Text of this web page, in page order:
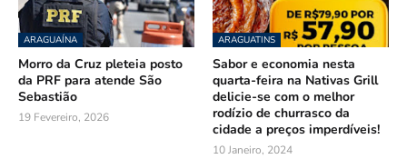
ARAGUAÍNA
Morro da Cruz pleteia posto
da PRF para atende São
Sebastião
19 Fevereiro, 2026
ARAGUATINS
Sabor e economia nesta
quarta-feira na Nativas Grill
delicie-se com o melhor
rodízio de churrasco da
cidade a preços imperdíveis!
10 Janeiro, 2024